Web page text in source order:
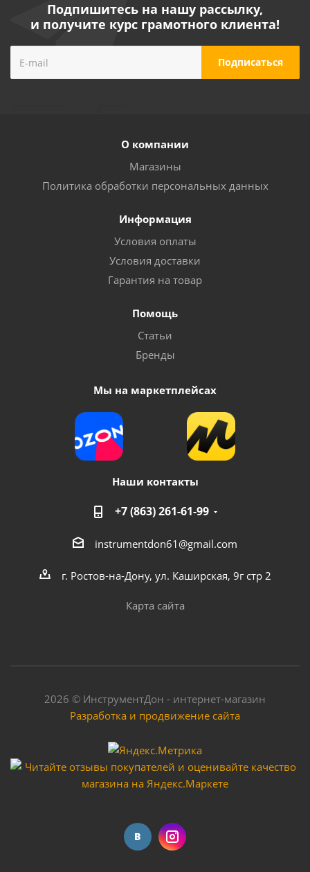
Подпишитесь на нашу рассылку,
и получите курс грамотного клиента!
О компании
Магазины
Политика обработки персональных данных
Информация
Условия оплаты
Условия доставки
Гарантия на товар
Помощь
Статьи
Бренды
Мы на маркетплейсах
Наши контакты
+7 (863) 261-61-99
instrumentdon61@gmail.com
г. Ростов-на-Дону, ул. Каширская, 9г стр 2
Карта сайта
2026 © ИнструментДон - интернет-магазин
Разработка и продвижение сайта